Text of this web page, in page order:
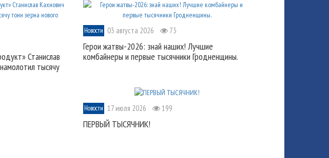
Станислав
тысячу
Новости 03 августа 2026 73
Герои жатвы-2026: знай наших! Лучшие
комбайнеры и первые тысячники Гродненщины.
Новости 17 июля 2026 199
ПЕРВЫЙ ТЫСЯЧНИК!